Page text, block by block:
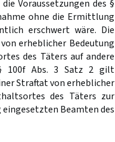
Voraussetzungen des §
ohne die Ermittlung
erschwert wäre. Die
erheblicher Bedeutung
des Täters auf andere
§ 100f Abs. 3 Satz 2 gilt
Straftat von erheblicher
des Täters zur
Beamten des